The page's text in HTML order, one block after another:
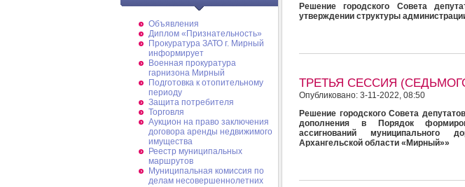
Объявления
Диплом «Признательность»
Прокуратура ЗАТО г. Мирный
информирует
Военная прокуратура
гарнизона Мирный
Подготовка к отопительному
периоду
Защита потребителя
Торговля
Аукцион на право заключения
договора аренды недвижимого
имущества
Реестр муниципальных
маршрутов
Муниципальная комиссия по
делам несовершеннолетних
Решение городского Совета
утверждении структуры
ТРЕТЬЯ СЕССИЯ
Опубликовано: 3-11-2022, 08:50
Решение городского Совета
дополнения в Порядок
ассигнований муниципального
Архангельской области «Мирный»»